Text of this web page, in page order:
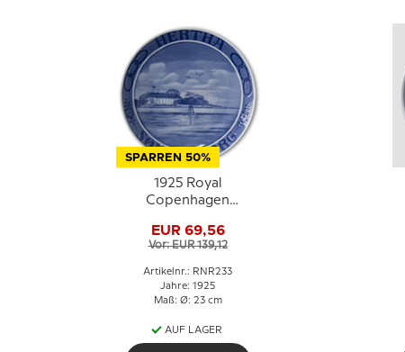
SPARREN 50%
1925 Royal
Copenhagen
Fellow Teller, HERTHA
SØNDERBORG.
EUR 69,56
Vor: EUR 139,12
Artikelnr.: RNR233
Jahre: 1925
Maß: Ø: 23 cm
AUF LAGER